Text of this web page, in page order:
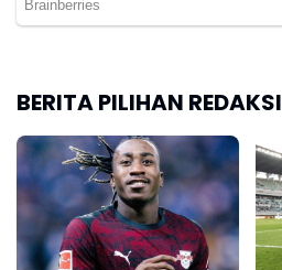
BERITA PILIHAN REDAKSI